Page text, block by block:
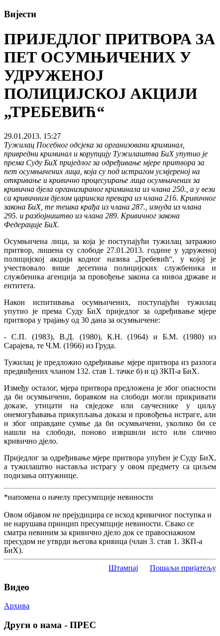
Вијести
ПРИЈЕДЛОГ ПРИТВОРА ЗА
ПЕТ ОСУМЊИЧЕНИХ У
УДРУЖЕНОЈ
ПОЛИЦИЈСКОЈ АКЦИЈИ
„ТРЕБЕВИЋ“
29.01.2013. 15:27
Тужилац Посебног одсјека за организовани криминал,
привредни криминал и корупцију Тужилаштва БиХ упутио је
према Суду БиХ приједлог за одређивање мјере притвора за
пет осумњичених лица, која су под истрагом усмјереној на
откривање и кривично процесуирање лица осумњичених за
кривична дјела организираног криминала из члана 250., а у вези
са кривичним дјелом царинска превара из члана 216. Кривичног
закона БиХ, те тешка крађа из члана 287., изнуда из члана
295. и разбојништво из члана 289. Кривичног закона
Федерације БиХ.
Осумњичена лица, за која је поступајући тужилац затражио
притвор, лишена су слободе 27.01.2013. године у удруженој
полицијској акцији кодног назива „Требевић“, у којој је
учествовало више десетина полицијских службеника и
службеника агенција за провођење закона са нивоа државе и
ентитета.
Након испитивања осумњичених, поступајући тужилац
упутио је према Суду БиХ приједлог за одређивање мјере
притвора у трајању од 30 дана за осумњичене:
- С.П. (1983), В.Д. (1980), К.Н. (1964) и Б.М. (1980) из
Сарајева, те Ч.М. (1966) из Груда.
Тужилац је предложио одређивање мјере притвора из разлога
предвиђених чланом 132. став 1. тачке б) и ц) ЗКП-а БиХ.
Између осталог, мјера притвора предложена је због опасности
да би осумњичени, боравком на слободи могли прикривати
доказе, утицати на свједоке или саучеснике у циљу
онемогућавања прикупљања доказа и провођења истраге, али
и због оправдане сумње да би осумњичени, уколико би се
нашли на слободи, поново извршили исто или слично
кривично дјело.
Приједлог за одређивање мјере притвора упућен је Суду БиХ,
а тужилаштво наставља истрагу у овом предмету са циљем
подизања оптужнице.
*напомена о начелу пресумпције невиности
Овом објавом не прејудицира се исход кривичног поступка и
не нарушава принцип пресумпције невиности. Свако се
сматра невиним за кривично дјело док се правоснажном
пресудом не утврди његова кривица (члан 3. став 1. ЗКП-а
БиХ).
Штампај Пошаљи пријатељу
Видео
Архива
Други о нама - ПРЕС